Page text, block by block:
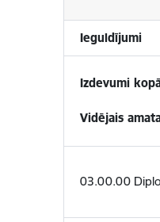
Ieguldījumi
Izdevumi
Vidējais
03.00.00